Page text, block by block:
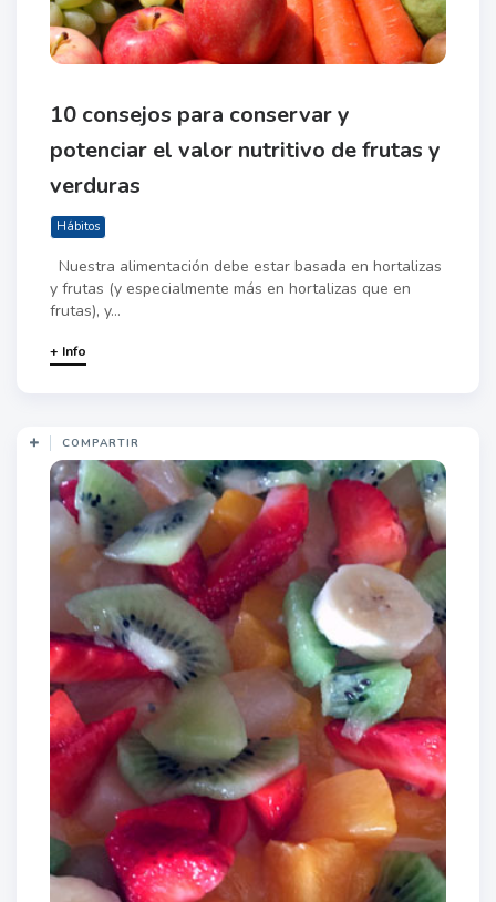
10 consejos para conservar y
potenciar el valor nutritivo de frutas y
verduras
Hábitos
Nuestra alimentación debe estar basada en hortalizas
y frutas (y especialmente más en hortalizas que en
frutas), y...
+ Info
COMPARTIR